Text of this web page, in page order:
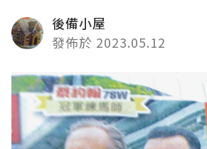
後備小屋
發佈於 2023.05.12